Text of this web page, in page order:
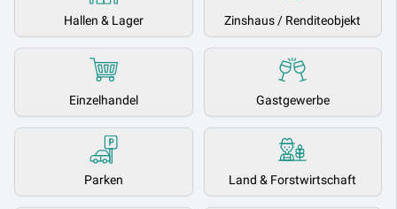
Hallen & Lager Zinshaus / Renditeobjekt
Einzelhandel Gastgewerbe
Parken Land & Forstwirtschaft